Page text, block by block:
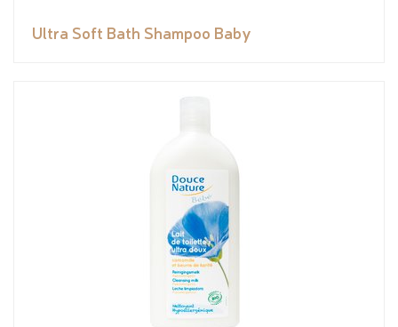
Ultra Soft Bath Shampoo Baby